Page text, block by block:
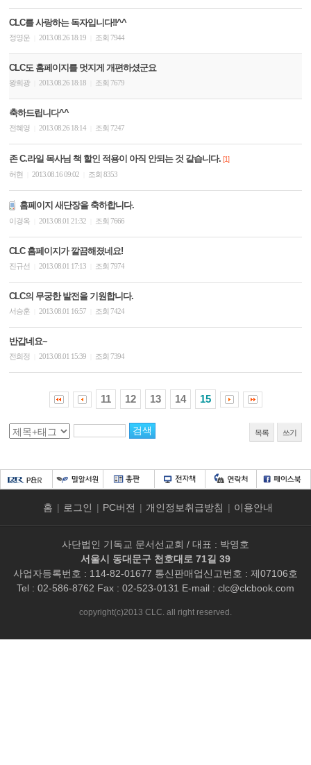
CLC를 사랑하는 독자입니다!!^^
정영운 2013.08.26 18:19 조회 7944
CLC도 홈페이지를 멋지게 개편하셨군요
왕희광 2013.08.26 18:18 조회 7679
축하드립니다^^
전혜영 2013.08.26 18:14 조회 7247
존 C.라일 목사님 책 할인 적용이 아직 안되는 것 같습니다. [1]
허현
2013.08.16 09:02 조회 8353
홈페이지 새단장을 축하합니다.
이경옥 2013.08.01 21:32 조회 7666
CLC 홈페이지가 깔끔해졌네요!
진규선 2013.08.01 17:13 조회 7974
CLC의 무궁한 발전을 기원합니다.
서승훈 2013.08.01 16:57 조회 7424
반갑네요~
전희정 2013.08.01 15:39 조회 7394
11 12 13 14 15
목록 쓰기
홈 | 로그인 | PC버전 | 개인정보취급방침 | 이용안내
사단법인 기독교 문서선교회 / 대표 : 박영호
서울시 동대문구 천호대로 71길 39
사업자등록번호 : 114-82-01677 통신판매업신고번호 : 제07106호
Tel : 02-586-8762 Fax : 02-523-0131 E-mail : clc@clcbook.com
copyright(c)2013 CLC. all right reserved.